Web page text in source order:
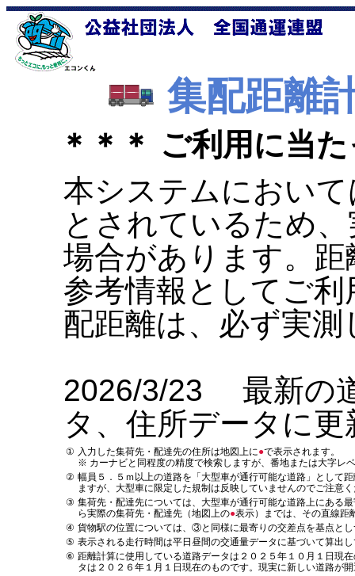
集配距離
＊＊＊ ご利用に当
本システムにおい
とされているため
場合があります。
参考情報としてご
配距離は、必ず実
2026/3/23 最新の
タ、住所データに
① 入力した集荷先・配達先の住所は地図上に●で表示されます。
※ カーナビと同程度の精度で検索しますが、番地または大字レ
② 幅員５．５ｍ以上の道路を「大型車が通行可能な道路」として
ますが、大型車に限定した規制は反映していませんのでご注意
③ 集荷先・配達先については、大型車が通行可能な道路上にある
ら実際の集荷先・配達先（地図上の●表示）までは、その直線距
④ 貨物駅の位置については、③と同様に最寄りの交差点を基点と
⑤ 表示される走行時間は平日昼間の交通量データに基づいて算出
⑥ 距離計算に使用している道路データは２０２５年１０月１日現
タは２０２６年１月１日現在のものです。現実に新しい道路が